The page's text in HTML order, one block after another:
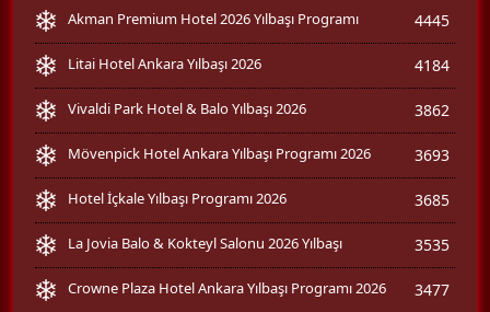
Akman Premium Hotel 2026 Yılbaşı Programı 4445
Litai Hotel Ankara Yılbaşı 2026 4184
Vivaldi Park Hotel & Balo Yılbaşı 2026 3862
Mövenpick Hotel Ankara Yılbaşı Programı 2026 3693
Hotel İçkale Yılbaşı Programı 2026 3685
La Jovia Balo & Kokteyl Salonu 2026 Yılbaşı 3535
Crowne Plaza Hotel Ankara Yılbaşı Programı 2026 3477